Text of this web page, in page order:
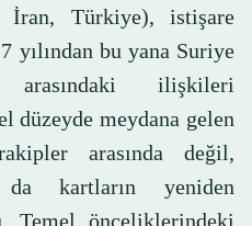
İran, Türkiye), istişare
yılından bu yana Suriye
ilişkileri
düzeyde meydana gelen
arasında değil,
da kartların yeniden
Temel önceliklerindeki